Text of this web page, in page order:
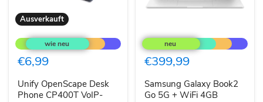
Ausverkauft
OpenScape
Desk
Phone
CP400T
Telefon
€6,99
Unify OpenScape Desk
Phone CP400T VoIP-
Galaxy
Book2
Go
5G
WiFi
4GB
€399,99
Samsung Galaxy Book2
Go 5G + WiFi 4GB